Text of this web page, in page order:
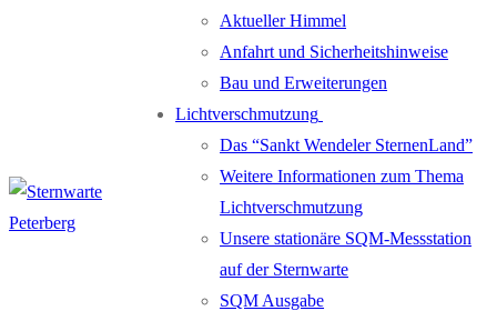
Aktueller Himmel
Anfahrt und Sicherheitshinweise
Bau und Erweiterungen
Lichtverschmutzung
Das “Sankt Wendeler SternenLand”
Weitere Informationen zum Thema
Lichtverschmutzung
Unsere stationäre SQM-Messstation
auf der Sternwarte
SQM Ausgabe